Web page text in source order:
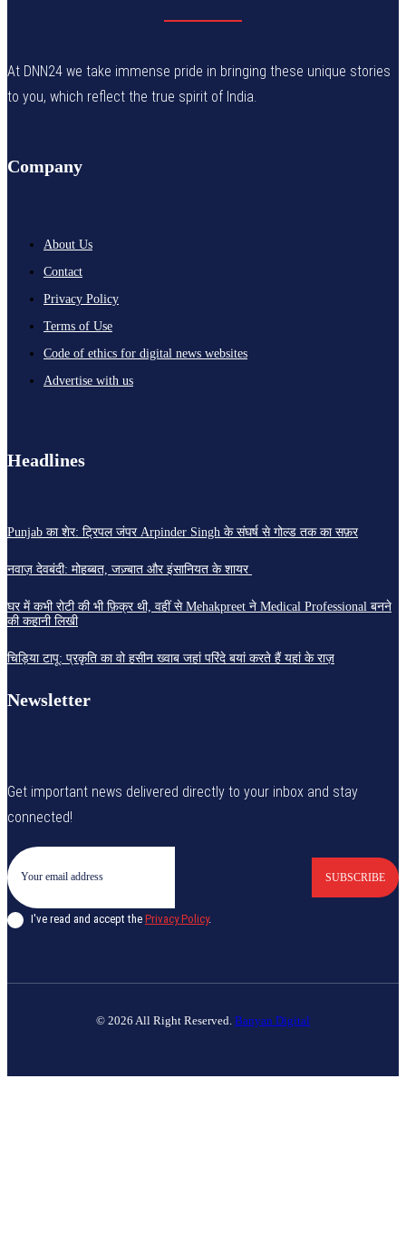
At DNN24 we take immense pride in bringing these unique stories
to you, which reflect the true spirit of India.
Company
About Us
Contact
Privacy Policy
Terms of Use
Code of ethics for digital news websites
Advertise with us
Headlines
Punjab का शेर: ट्रिपल जंपर Arpinder Singh के संघर्ष से गोल्ड तक का सफ़र
नवाज़ देवबंदी: मोहब्बत, जज़्बात और इंसानियत के शायर
घर में कभी रोटी की भी फ़िक्र थी, वहीं से Mehakpreet ने Medical Professional बनने
की कहानी लिखी
चिड़िया टापू: प्रकृति का वो हसीन ख्वाब जहां परिंदे बयां करते हैं यहां के राज़
Newsletter
Get important news delivered directly to your inbox and stay
connected!
SUBSCRIBE
I've read and accept the Privacy Policy.
© 2026 All Right Reserved. Banyan Digital